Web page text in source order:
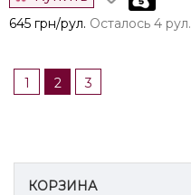
645 грн/рул. Осталось 4 рул.
1 2 3
КОРЗИНА